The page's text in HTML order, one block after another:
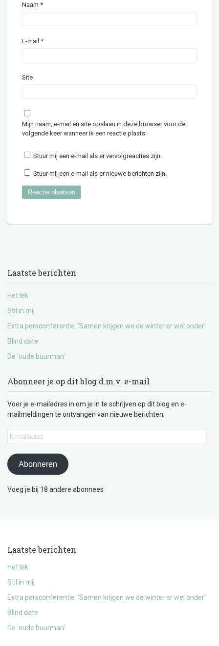
Naam *
E-mail *
Site
Mijn naam, e-mail en site opslaan in deze browser voor de
volgende keer wanneer ik een reactie plaats.
Stuur mij een e-mail als er vervolgreacties zijn.
Stuur mij een e-mail als er nieuwe berichten zijn.
Laatste berichten
Het lek
Stil in mij
Extra persconferentie: ‘Samen krijgen we de winter er wel onder’
Blind date
De ‘oude buurman’
Abonneer je op dit blog d.m.v. e-mail
Voer je e-mailadres in om je in te schrijven op dit blog en e-
mailmeldingen te ontvangen van nieuwe berichten.
E-
Abonneren
Voeg je bij 18 andere abonnees
Laatste berichten
Het lek
Stil in mij
Extra persconferentie: ‘Samen krijgen we de winter er wel onder’
Blind date
De ‘oude buurman’